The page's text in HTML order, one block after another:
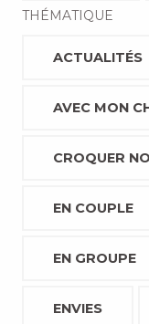
THÉMATIQUE
ACTUALITÉS
AVEC MON
CROQUER
EN COUPLE
EN GROUPE
ENVIES